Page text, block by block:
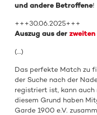
und andere Betroffene!
+++30.06.2025+++
Auszug aus der
(…)
Das perfekte Match zu
der Suche nach der
registriert ist, kann
diesem Grund haben
Garde 1900 e.V.